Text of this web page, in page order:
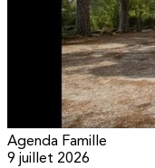
Agenda Famille
9 juillet 2026